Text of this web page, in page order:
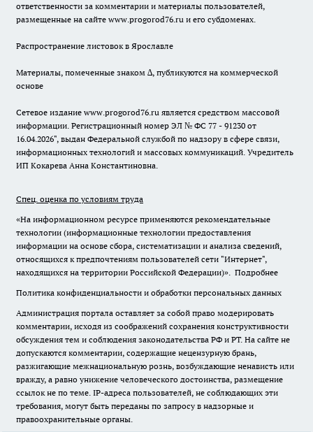
ответственности за комментарии и материалы пользователей,
размещенные на сайте www.progorod76.ru и его субдоменах.
Распространение листовок в Ярославле
Материалы, помеченные знаком ∆, публикуются на коммерческой
основе
Сетевое издание www.progorod76.ru является средством массовой
информации. Регистрационный номер ЭЛ № ФС 77 - 91230 от
16.04.2026", выдан Федеральной службой по надзору в сфере связи,
информационных технологий и массовых коммуникаций. Учредитель
ИП Кокарева Анна Константиновна.
Спец. оценка по условиям труда
«На информационном ресурсе применяются рекомендательные
технологии (информационные технологии предоставления
информации на основе сбора, систематизации и анализа сведений,
относящихся к предпочтениям пользователей сети "Интернет",
находящихся на территории Российской Федерации)». Подробнее
Политика конфиденциальности и обработки персональных данных
Администрация портала оставляет за собой право модерировать
комментарии, исходя из соображений сохранения конструктивности
обсуждения тем и соблюдения законодательства РФ и РТ. На сайте не
допускаются комментарии, содержащие нецензурную брань,
разжигающие межнациональную рознь, возбуждающие ненависть или
вражду, а равно унижение человеческого достоинства, размещение
ссылок не по теме. IP-адреса пользователей, не соблюдающих эти
требования, могут быть переданы по запросу в надзорные и
правоохранительные органы.